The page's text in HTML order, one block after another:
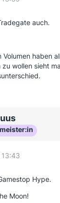
auch.
Volumen haben
zu wollen sieht
13:43
Hype.
Moon!